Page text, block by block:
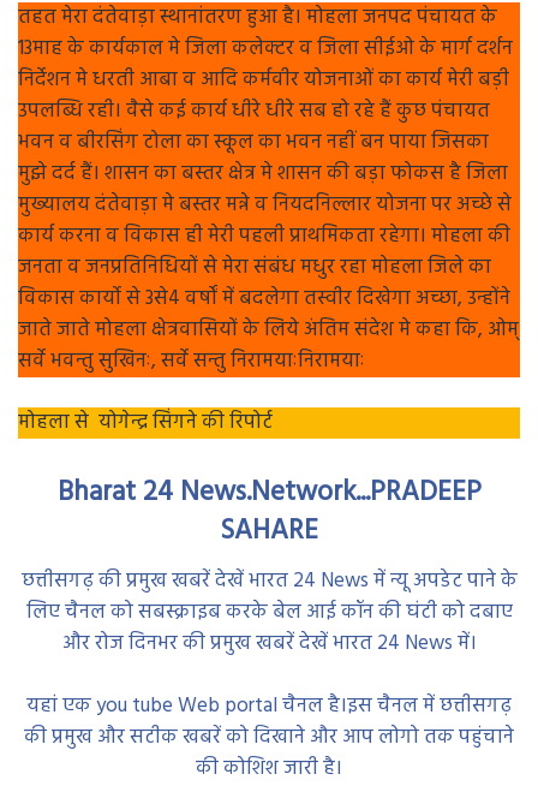
तहत मेरा दंतेवाड़ा स्थानांतरण हुआ है। मोहला जनपद पंचायत के
13माह के कार्यकाल मे जिला कलेक्टर व जिला सीईओ के मार्ग दर्शन
निर्देशन मे धरती आबा व आदि कर्मवीर योजनाओं का कार्य मेरी बड़ी
उपलब्धि रही। वैसे कई कार्य धीरे धीरे सब हो रहे हैं कुछ पंचायत
भवन व बीरसिंग टोला का स्कूल का भवन नहीं बन पाया जिसका
मुझे दर्द हैं। शासन का बस्तर क्षेत्र मे शासन की बड़ा फोकस है जिला
मुख्यालय दंतेवाड़ा मे बस्तर मन्ने व नियदनिल्लार योजना पर अच्छे से
कार्य करना व विकास ही मेरी पहली प्राथमिकता रहेगा। मोहला की
जनता व जनप्रतिनिधियों से मेरा संबंध मधुर रहा मोहला जिले का
विकास कार्यो से 3से4 वर्षों में बदलेगा तस्वीर दिखेगा अच्छा, उन्होंने
जाते जाते मोहला क्षेत्रवासियों के लिये अंतिम संदेश मे कहा कि, ओम्
सर्वे भवन्तु सुखिनः, सर्वे सन्तु निरामयाःनिरामयाः
मोहला से योगेन्द्र सिंगने की रिपोर्ट
Bharat 24 News.Network...PRADEEP
SAHARE
छत्तीसगढ़ की प्रमुख खबरें देखें भारत 24 News में न्यू अपडेट पाने के
लिए चैनल को सबस्क्राइब करके बेल आई कॉन की घंटी को दबाए
और रोज दिनभर की प्रमुख खबरें देखें भारत 24 News में।
यहां एक you tube Web portal चैनल है।इस चैनल में छत्तीसगढ़
की प्रमुख और सटीक खबरें को दिखाने और आप लोगो तक पहुंचाने
की कोशिश जारी है।